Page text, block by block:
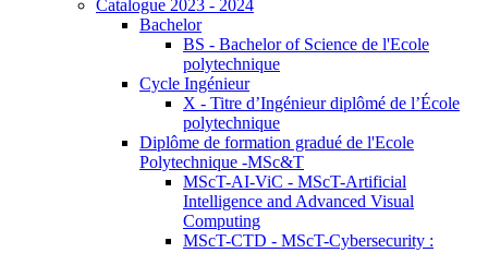
Catalogue 2023 - 2024
Bachelor
BS - Bachelor of Science de l'Ecole
polytechnique
Cycle Ingénieur
X - Titre d’Ingénieur diplômé de l’École
polytechnique
Diplôme de formation gradué de l'Ecole
Polytechnique -MSc&T
MScT-AI-ViC - MScT-Artificial
Intelligence and Advanced Visual
Computing
MScT-CTD - MScT-Cybersecurity :